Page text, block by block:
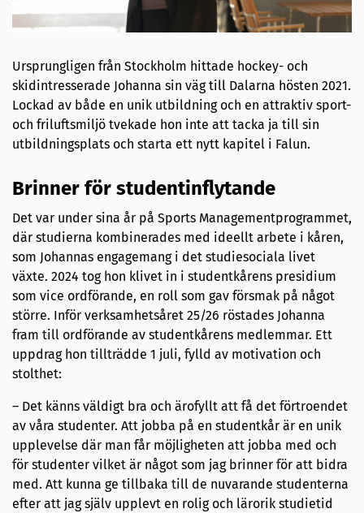
Ursprungligen från Stockholm hittade hockey- och
skidintresserade Johanna sin väg till Dalarna hösten 2021.
Lockad av både en unik utbildning och en attraktiv sport-
och friluftsmiljö tvekade hon inte att tacka ja till sin
utbildningsplats och starta ett nytt kapitel i Falun.
Brinner för studentinflytande
Det var under sina år på Sports Managementprogrammet,
där studierna kombinerades med ideellt arbete i kåren,
som Johannas engagemang i det studiesociala livet
växte. 2024 tog hon klivet in i studentkårens presidium
som vice ordförande, en roll som gav försmak på något
större. Inför verksamhetsåret 25/26 röstades Johanna
fram till ordförande av studentkårens medlemmar. Ett
uppdrag hon tillträdde 1 juli, fylld av motivation och
stolthet:
– Det känns väldigt bra och ärofyllt att få det förtroendet
av våra studenter. Att jobba på en studentkår är en unik
upplevelse där man får möjligheten att jobba med och
för studenter vilket är något som jag brinner för att bidra
med. Att kunna ge tillbaka till de nuvarande studenterna
efter att jag själv upplevt en rolig och lärorik studietid